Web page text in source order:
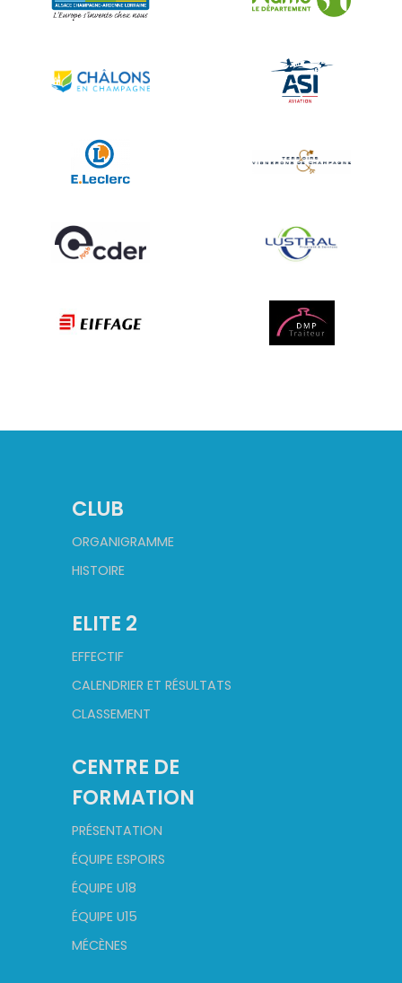
CLUB
ORGANIGRAMME
HISTOIRE
ELITE 2
EFFECTIF
CALENDRIER ET RÉSULTATS
CLASSEMENT
CENTRE DE
FORMATION
PRÉSENTATION
ÉQUIPE ESPOIRS
ÉQUIPE U18
ÉQUIPE U15
MÉCÈNES